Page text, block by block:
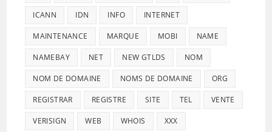
ICANN IDN INFO INTERNET
MAINTENANCE MARQUE MOBI NAME
NAMEBAY NET NEW GTLDS NOM
NOM DE DOMAINE NOMS DE DOMAINE ORG
REGISTRAR REGISTRE SITE TEL VENTE
VERISIGN WEB WHOIS XXX